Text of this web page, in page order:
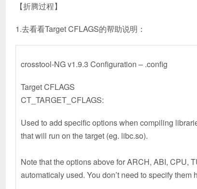
【折腾过程】
1.去看看Target CFLAGS的帮助说明：
crosstool-NG v1.9.3 Configuration – .config
Target CFLAGS
CT_TARGET_CFLAGS:
Used to add specific options when compiling
that will run on the target (eg. libc.so).
Note that the options above for ARCH, ABI, CPU,
automaticaly used. You don’t need to specify